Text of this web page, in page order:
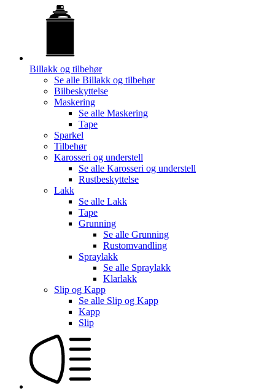
Billakk og tilbehør
Se alle Billakk og tilbehør
Bilbeskyttelse
Maskering
Se alle Maskering
Tape
Sparkel
Tilbehør
Karosseri og understell
Se alle Karosseri og understell
Rustbeskyttelse
Lakk
Se alle Lakk
Tape
Grunning
Se alle Grunning
Rustomvandling
Spraylakk
Se alle Spraylakk
Klarlakk
Slip og Kapp
Se alle Slip og Kapp
Kapp
Slip